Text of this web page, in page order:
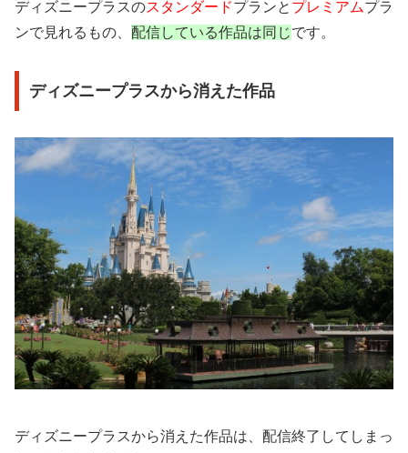
ディズニープラスのスタンダードプランと プレミアムプラ
ンで見れるもの、 配信している作品は同じです。
ディズニープラスから消えた作品
ディズニープラスから消えた作品は、配信終了してしまっ